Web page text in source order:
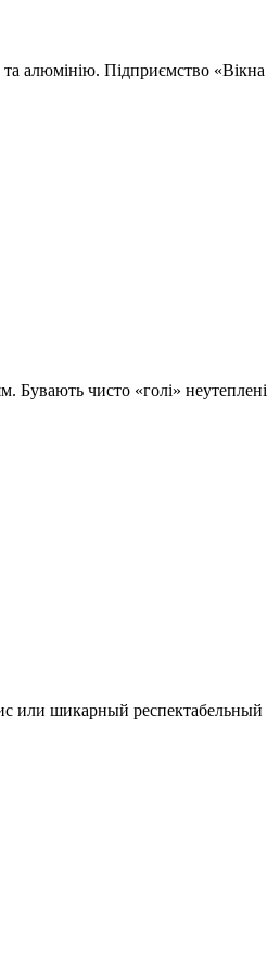
та алюмінію. Підприємство «Вікна
Бувають чисто «голі» неутеплені
или шикарный респектабельный